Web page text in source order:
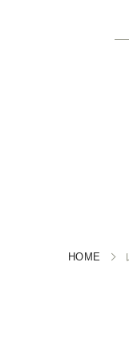
HOME